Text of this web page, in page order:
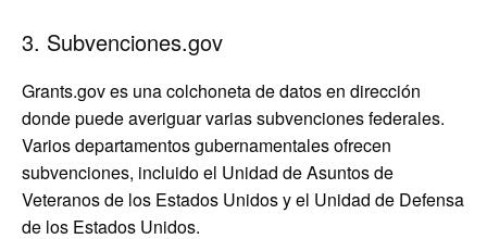
3. Subvenciones.gov
Grants.gov es una colchoneta de datos en dirección
donde puede averiguar varias subvenciones federales.
Varios departamentos gubernamentales ofrecen
subvenciones, incluido el Unidad de Asuntos de
Veteranos de los Estados Unidos y el Unidad de Defensa
de los Estados Unidos.